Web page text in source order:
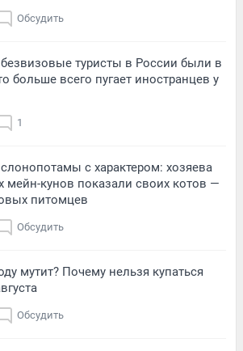
Обсудить
туристы в России были в
больше всего пугает иностранцев у
1
с характером: хозяева
мейн-кунов показали своих котов —
питомцев
Обсудить
мутит? Почему нельзя купаться
Обсудить